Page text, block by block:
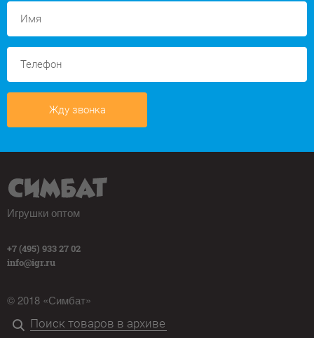
Жду звонка
Игрушки оптом
+7 (495) 933 27 02
info@igr.ru
© 2018 «Симбат»